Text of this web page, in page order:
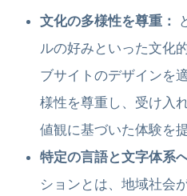
文化の多様性を尊重：
ルの好みといった文化
ブサイトのデザインを
様性を尊重し、受け入
値観に基づいた体験を
特定の言語と文字体系
ションとは、地域社会